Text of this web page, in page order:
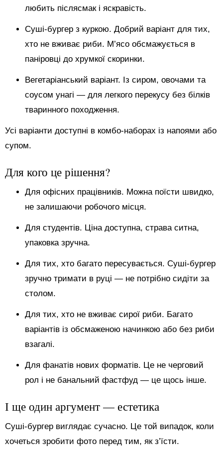
любить післясмак і яскравість.
Суші-бургер з куркою. Добрий варіант для тих,
хто не вживає риби. М’ясо обсмажується в
паніровці до хрумкої скоринки.
Вегетаріанський варіант. Із сиром, овочами та
соусом унагі — для легкого перекусу без білків
тваринного походження.
Усі варіанти доступні в комбо-наборах із напоями або
супом.
Для кого це рішення?
Для офісних працівників. Можна поїсти швидко,
не залишаючи робочого місця.
Для студентів. Ціна доступна, страва ситна,
упаковка зручна.
Для тих, хто багато пересувається. Суші-бургер
зручно тримати в руці — не потрібно сидіти за
столом.
Для тих, хто не вживає сирої риби. Багато
варіантів із обсмаженою начинкою або без риби
взагалі.
Для фанатів нових форматів. Це не черговий
рол і не банальний фастфуд — це щось інше.
І ще один аргумент — естетика
Суші-бургер виглядає сучасно. Це той випадок, коли
хочеться зробити фото перед тим, як з’їсти.